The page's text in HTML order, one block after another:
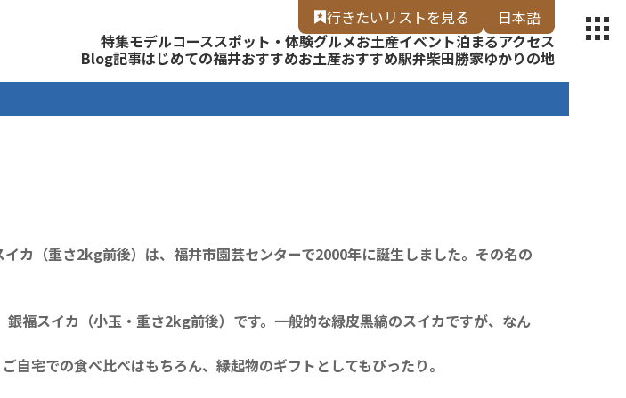
サイト【福いろ】
行きたいリストを見る
日本語
English
特集モデルコーススポット・体験グルメお土産イベント泊まるアクセス
Blog記事はじめての福井おすすめお土産おすすめ駅弁柴田勝家ゆかりの地
カ（重さ2kg前後）は、福井市園芸センターで2000年に誕生しました。その名の
福スイカ（小玉・重さ2kg前後）です。一般的な緑皮黒縞のスイカですが、なん
自宅での食べ比べはもちろん、縁起物のギフトとしてもぴったり。